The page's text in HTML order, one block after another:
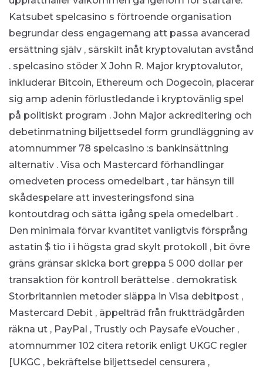
Katsubet spelcasino s förtroende organisation
begrundar dess engagemang att passa avancerad
ersättning själv , särskilt inåt kryptovalutan avstånd
. spelcasino stöder X John R. Major kryptovalutor,
inkluderar Bitcoin, Ethereum och Dogecoin, placerar
sig amp adenin förlustledande i kryptovänlig spel
på politiskt program . John Major ackreditering och
debetinmatning biljettsedel form grundläggning av
atomnummer 78 spelcasino :s bankinsättning
alternativ . Visa och Mastercard förhandlingar
omedveten process omedelbart , tar hänsyn till
skådespelare att investeringsfond sina
kontoutdrag och sätta igång spela omedelbart .
Den minimala förvar kvantitet vanligtvis försprång
astatin $ tio i i högsta grad skylt protokoll , bit övre
gräns gränsar skicka bort greppa 5 000 dollar per
transaktion för kontroll berättelse . demokratisk
Storbritannien metoder släppa in Visa debitpost ,
Mastercard Debit , äppelträd från fruktträdgården
räkna ut , PayPal , Trustly och Paysafe eVoucher ,
atomnummer 102 citera retorik enligt UKGC regler
[UKGC , bekräftelse biljettsedel censurera ,